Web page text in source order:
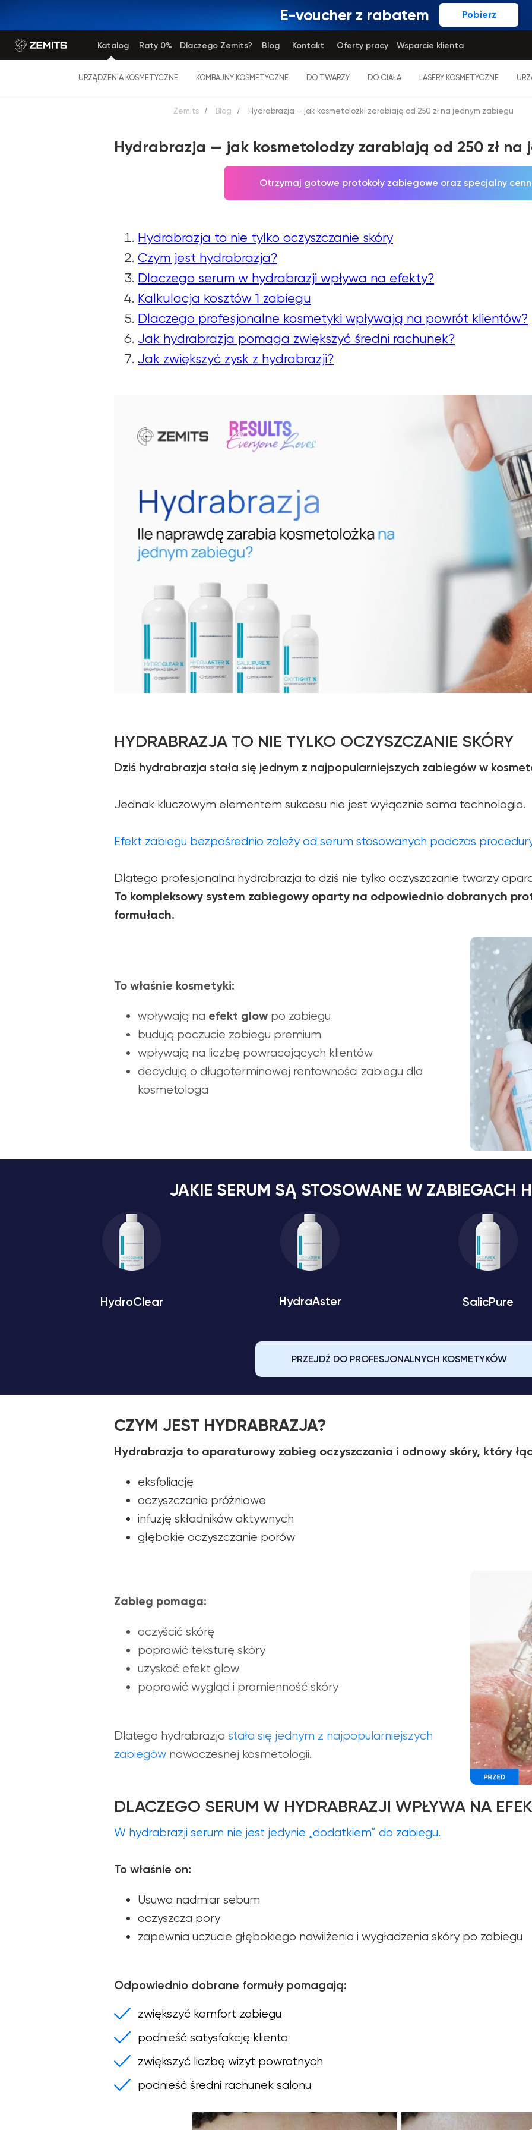
Pobierz
E-voucher z rabatem
Katalog Blog
Raty 0% Dlaczego Zemits? Kontakt Oferty pracy Wsparcie klienta
URZĄDZENIA KOSMETYCZNE KOMBAJNY KOSMETYCZNE DO TWARZY DO CIAŁA LASERY KOSMETYCZNE
Zemits / Blog / Hydrabrazja — jak kosmetolożki zarabiają od 250 zł na jednym zabiegu
Hydrabrazja — jak kosmetolodzy zarabiają od 250 zł na
Otrzymaj gotowe protokoły zabiegowe oraz specjalny
Hydrabrazja to nie tylko oczyszczanie skóry
Сzym jest hydrabrazja?
Dlaczego serum w hydrabrazji wpływa na efekty?
Kalkulacja kosztów 1 zabiegu
Dlaczego profesjonalne kosmetyki wpływają na powrót klientów?
Jak hydrabrazja pomaga zwiększyć średni rachunek?
Jak zwiększyć zysk z hydrabrazji?
HYDRABRAZJA TO NIE TYLKO OCZYSZCZANIE SKÓRY
Dziś hydrabrazja stała się jednym z najpopularniejszych zabiegów w
Jednak kluczowym elementem sukcesu nie jest wyłącznie sama technologia.
Efekt zabiegu bezpośrednio zależy od serum stosowanych podczas
Dlatego profesjonalna hydrabrazja to dziś nie tylko oczyszczanie twarzy
To kompleksowy system zabiegowy oparty na odpowiednio dobranych
formułach.
To właśnie kosmetyki:
wpływają na efekt glow po zabiegu
budują poczucie zabiegu premium
wpływają na liczbę powracających klientów
decydują o długoterminowej rentowności zabiegu dla
kosmetologa
JAKIE SERUM SĄ STOSOWANE W ZABIEGACH
HydroClear HydraAster SalicPure
PRZEJDŹ DO PROFESJONALNYCH KOSMETYKÓW
CZYM JEST HYDRABRAZJA?
Hydrabrazja to aparaturowy zabieg oczyszczania i odnowy skóry, który
eksfoliację
oczyszczanie próżniowe
infuzję składników aktywnych
głębokie oczyszczanie porów
Zabieg pomaga:
oczyścić skórę
poprawić teksturę skóry
uzyskać efekt glow
poprawić wygląd i promienność skóry
Dlatego hydrabrazja stała się jednym z najpopularniejszych
zabiegów nowoczesnej kosmetologii.
DLACZEGO SERUM W HYDRABRAZJI WPŁYWA NA
W hydrabrazji serum nie jest jedynie „dodatkiem” do zabiegu.
To właśnie on:
Usuwa nadmiar sebum
oczyszcza pory
zapewnia uczucie głębokiego nawilżenia i wygładzenia skóry po zabiegu
Odpowiednio dobrane formuły pomagają:
zwiększyć komfort zabiegu
podnieść satysfakcję klienta
zwiększyć liczbę wizyt powrotnych
podnieść średni rachunek salonu